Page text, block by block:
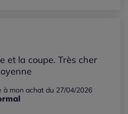
et la coupe. Très cher
à mon achat du 27/04/2026